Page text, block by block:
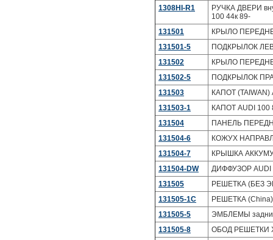
1308HI-R1
РУЧКА ДВЕРИ
100 44к 89-
131501
КРЫЛО
131501-5
ПОДКРЫЛОК
131502
КРЫЛО
131502-5
ПОДКРЫЛОК
131503
КАПОТ (TAIWAN)
131503-1
КАПОТ AUDI 100
131504
ПАНЕЛЬ
131504-6
КОЖУХ
131504-7
КРЫШКА
131504-DW
ДИФФУЗОР AUDI
131505
РЕШЕТКА (БЕЗ
131505-1C
РЕШЕТКА
131505-5
ЭМБЛЕМЫ задний
131505-8
ОБОД РЕШЕТКИ